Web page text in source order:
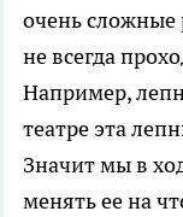
очень сложные
не всегда
Например,
театре эта
Значит мы в
менять ее на